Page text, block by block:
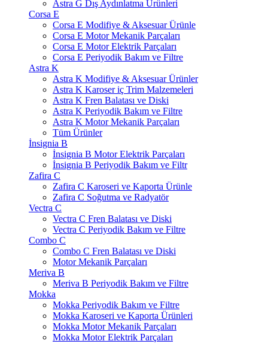
Astra G Dış Aydınlatma Ürünleri
Corsa E
Corsa E Modifiye & Aksesuar Ürünle
Corsa E Motor Mekanik Parçaları
Corsa E Motor Elektrik Parçaları
Corsa E Periyodik Bakım ve Filtre
Astra K
Astra K Modifiye & Aksesuar Ürünler
Astra K Karoser iç Trim Malzemeleri
Astra K Fren Balatası ve Diski
Astra K Periyodik Bakım ve Filtre
Astra K Motor Mekanik Parçaları
Tüm Ürünler
İnsignia B
İnsignia B Motor Elektrik Parçaları
İnsignia B Periyodik Bakım ve Filtr
Zafira C
Zafira C Karoseri ve Kaporta Ürünle
Zafira C Soğutma ve Radyatör
Vectra C
Vectra C Fren Balatası ve Diski
Vectra C Periyodik Bakım ve Filtre
Combo C
Combo C Fren Balatası ve Diski
Motor Mekanik Parçaları
Meriva B
Meriva B Periyodik Bakım ve Filtre
Mokka
Mokka Periyodik Bakım ve Filtre
Mokka Karoseri ve Kaporta Ürünleri
Mokka Motor Mekanik Parçaları
Mokka Motor Elektrik Parçaları